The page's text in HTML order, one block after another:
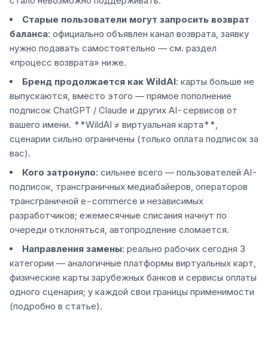
Старые пользователи могут запросить возврат
баланса: официально объявлен канал возврата, заявку
нужно подавать самостоятельно — см. раздел
«процесс возврата» ниже.
Бренд продолжается как WildAI: карты больше не
выпускаются, вместо этого — прямое пополнение
подписок ChatGPT / Claude и других AI-сервисов от
вашего имени. **WildAI ≠ виртуальная карта**,
сценарии сильно ограничены (только оплата подписок за
вас).
Кого затронуло: сильнее всего — пользователей AI-
подписок, трансграничных медиабайеров, операторов
трансграничной e-commerce и независимых
разработчиков; ежемесячные списания начнут по
очереди отклоняться, автопродление сломается.
Направления замены: реально рабочих сегодня 3
категории — аналогичные платформы виртуальных карт,
физические карты зарубежных банков и сервисы оплаты
одного сценария; у каждой свои границы применимости
(подробно в статье).